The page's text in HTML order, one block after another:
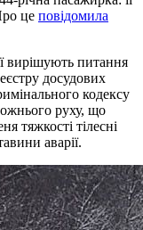
це повідомила
вирішують питання
досудових
кодексу
руху, що
тяжкості тілесні
аварії.